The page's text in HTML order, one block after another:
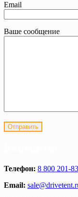
Email
Ваше сообщение
Телефон: 8 800 201-
Email: